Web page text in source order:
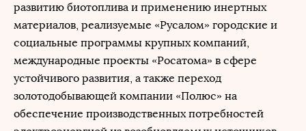
развитию биотоплива и применению инертных
материалов, реализуемые «Русалом» городские и
социальные программы крупных компаний,
международные проекты «Росатома» в сфере
устойчивого развития, а также переход
золотодобывающей компании «Полюс» на
обеспечение производственных потребностей